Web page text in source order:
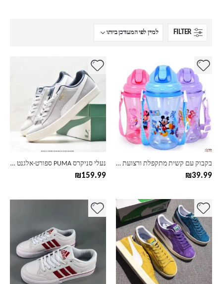
FILTER
בקבוק עם קשית מתקפלת ורצועת גוף לילדים‎
₪39.99
למוצר
מספר
סוגים.
ניתן
לבחור
את
האפשרויות
נעלי סניקרס PUMA ספורט-אלגנט לגברים ונערים
₪159.99
למוצר
מספר
סוגים.
ניתן
לבחור
את
בעמוד
למוצר
יש
מספר
סוגים.
ניתן
לבחור
את
למוצר
ניתן
לבחור